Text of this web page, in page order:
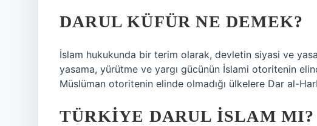
DARUL KÜFÜR NE DEMEK?
İslam hukukunda bir terim olarak, devletin siyasi ve
yasama, yürütme ve yargı gücünün İslami otoritenin
Müslüman otoritenin elinde olmadığı ülkelere Dar al-
TÜRKIYE DARUL ISLAM MI?